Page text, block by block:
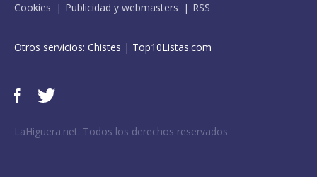
Cookies
Publicidad y webmasters RSS
Otros servicios: Chistes | Top10Listas.com
LaHiguera.net. Todos los derechos reservados